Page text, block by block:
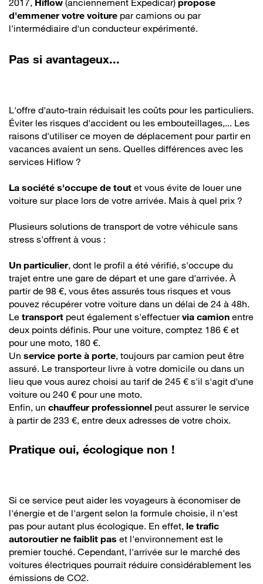
d'emmener votre voiture par camions ou par
l'intermédiaire d'un conducteur expérimenté.
Pas si avantageux...
L'offre d'auto-train réduisait les coûts pour les particuliers.
Éviter les risques d'accident ou les embouteillages,... Les
raisons d'utiliser ce moyen de déplacement pour partir en
vacances avaient un sens. Quelles différences avec les
services Hiflow ?
La société s'occupe de tout et vous évite de louer une
voiture sur place lors de votre arrivée. Mais à quel prix ?
Plusieurs solutions de transport de votre véhicule sans
stress s'offrent à vous :
Un particulier, dont le profil a été vérifié, s'occupe du
trajet entre une gare de départ et une gare d'arrivée. À
partir de 98 €, vous êtes assurés tous risques et vous
pouvez récupérer votre voiture dans un délai de 24 à 48h.
Le transport peut également s'effectuervia camion entre
deux points définis. Pour une voiture, comptez 186 € et
pour une moto, 180 €.
Un service porte à porte, toujours par camion peut être
assuré. Le transporteur livre à votre domicile ou dans un
lieu que vous aurez choisi au tarif de 245 € s'il s'agit d'une
voiture ou 240 € pour une moto.
Enfin, un chauffeur professionnel peut assurer le service
à partir de 233 €, entre deux adresses de votre choix.
Pratique oui, écologique non !
Si ce service peut aider les voyageurs à économiser de
l'énergie et de l'argent selon la formule choisie, il n'est
pas pour autant plus écologique. En effet, le trafic
autoroutier ne faiblit pas et l'environnement est le
premier touché. Cependant, l'arrivée sur le marché des
voitures électriques pourrait réduire considérablement les
émissions de CO2.